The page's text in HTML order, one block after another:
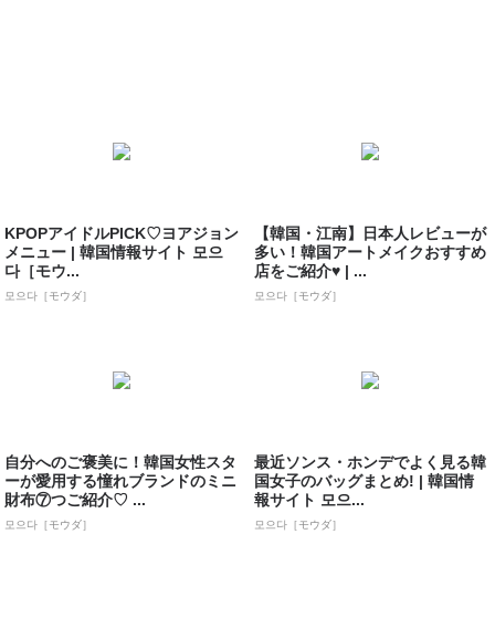
KPOPアイドルPICK♡ヨアジョン
メニュー | 韓国情報サイト 모으
다［モウ...
모으다［モウダ］
【韓国・江南】日本人レビューが
多い！韓国アートメイクおすすめ
店をご紹介♥ | ...
모으다［モウダ］
自分へのご褒美に！韓国女性スタ
ーが愛用する憧れブランドのミニ
財布⑦つご紹介♡ ...
모으다［モウダ］
最近ソンス・ホンデでよく見る韓
国女子のバッグまとめ! | 韓国情
報サイト 모으...
모으다［モウダ］